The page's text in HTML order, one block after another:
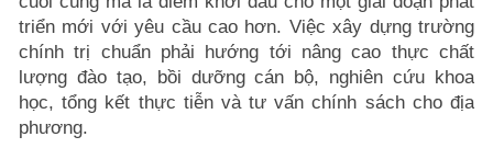
triển mới với yêu cầu cao hơn. Việc xây dựng trường
chính trị chuẩn phải hướng tới nâng cao thực chất
lượng đào tạo, bồi dưỡng cán bộ, nghiên cứu khoa
học, tổng kết thực tiễn và tư vấn chính sách cho địa
phương.